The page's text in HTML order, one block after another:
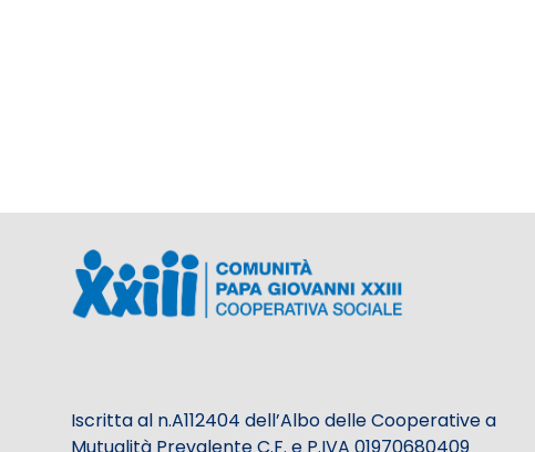
Iscritta al n.A112404 dell’Albo delle Cooperative a